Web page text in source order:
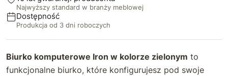
93 cm
95 cm +30 zł
57 cm
59 cm +42 zł
Najwyższy standard w branży meblowej
Dostępność
Produkcja od 3 dni roboczych
Biurko komputerowe Iron w kolorze zielonym to
funkcjonalne biurko, które konfigurujesz pod swoje